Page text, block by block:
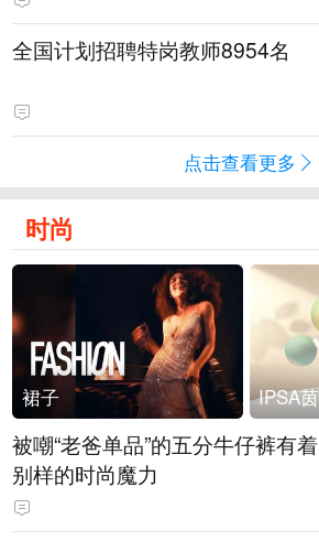
全国计划招聘特岗教师8954名
点击查看更多
时尚
裙子
被嘲“老爸单品”的五分牛仔裤有着
别样的时尚魔力